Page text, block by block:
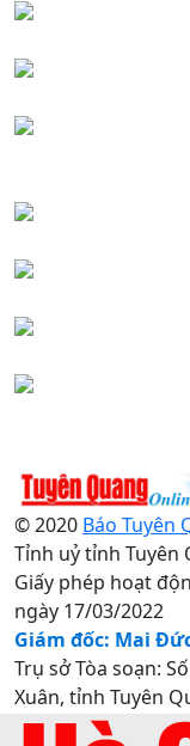
© 2020 Báo Tuyên
Tỉnh uỷ tỉnh Tuyên
Giấy phép hoạt
ngày 17/03/2022
Giám đốc: Mai
Trụ sở Tòa soạn:
Xuân, tỉnh Tuyên
Điện thoại: